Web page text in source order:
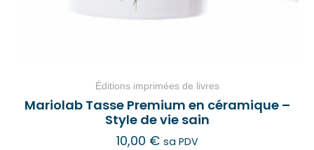
Éditions imprimées de livres
Mariolab Tasse Premium en céramique –
Style de vie sain
10,00 € sa PDV